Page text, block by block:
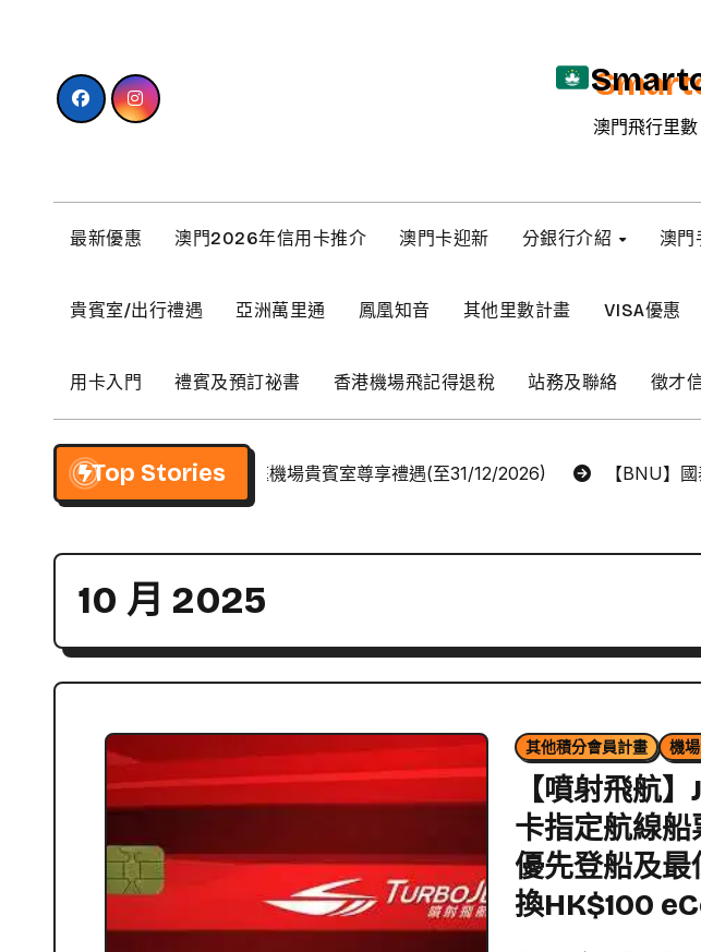
澳門飛行里
最新優惠 澳門2026年信用卡推介 澳門卡迎新 分銀行介紹 澳門
貴賓室/出行禮遇 亞洲萬里通 鳳凰知音 其他里數計畫 VISA優惠
用卡入門 禮賓及預訂祕書 香港機場飛記得退稅 站務及聯絡 徵才
Top Stories
【BCM】環亞優逸庭機場貴賓室尊享禮遇(至31/12/2026) 【BNU】
10 月 2025
其他積分會員計畫 機
【噴射飛航
卡指定航線船
優先登船及
換HK$100